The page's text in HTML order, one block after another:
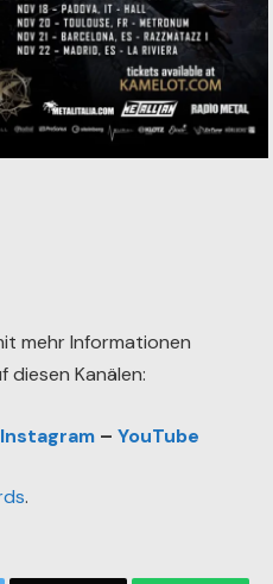
mehr Informationen
Kanälen:
Instagram – YouTube
.